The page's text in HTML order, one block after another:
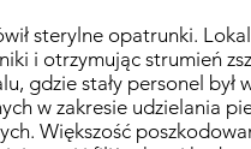
sterylne opatrunki.
i otrzymując strumień
gdzie stały personel był
w zakresie udzielania
Większość